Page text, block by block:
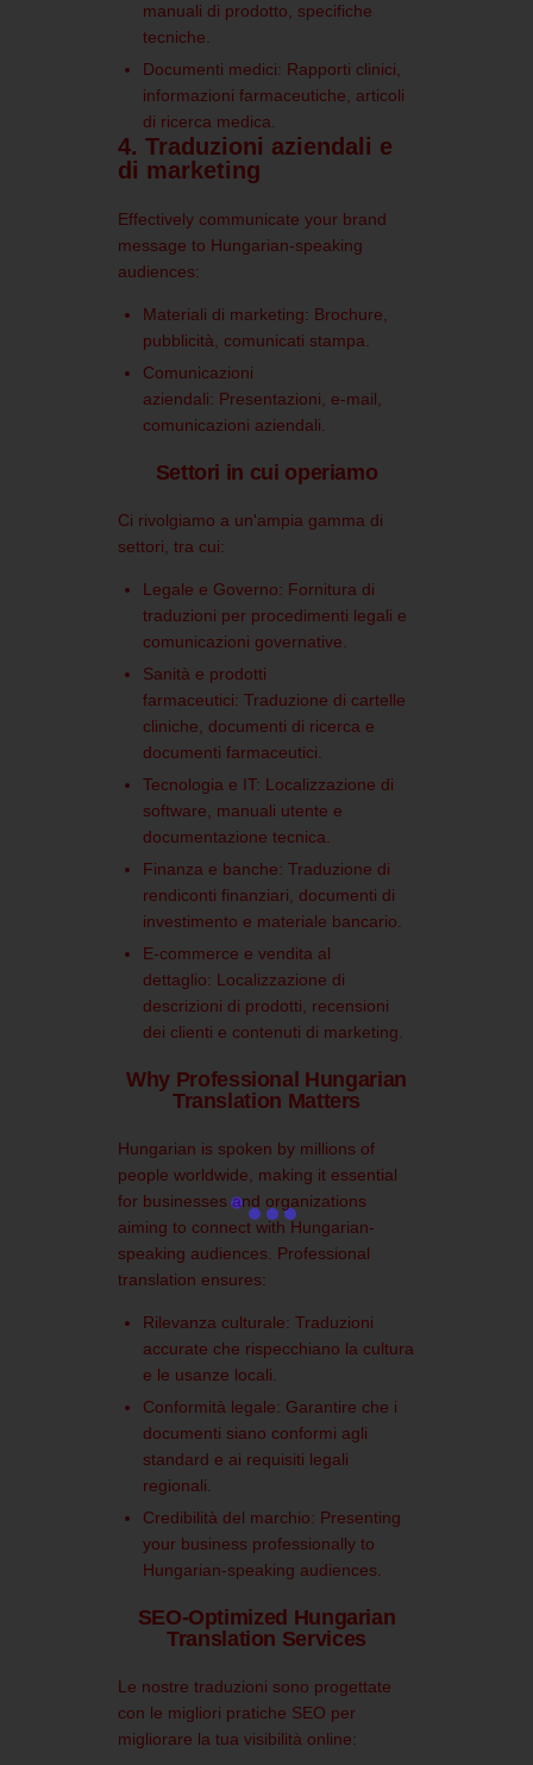
manuali di prodotto, specifiche
tecniche.
Documenti medici: Rapporti clinici,
informazioni farmaceutiche, articoli
di ricerca medica.
4. Traduzioni aziendali e
di marketing
Effectively communicate your brand
message to Hungarian-speaking
audiences:
Materiali di marketing: Brochure,
pubblicità, comunicati stampa.
Comunicazioni
aziendali: Presentazioni, e-mail,
comunicazioni aziendali.
Settori in cui operiamo
Ci rivolgiamo a un'ampia gamma di
settori, tra cui:
Legale e Governo: Fornitura di
traduzioni per procedimenti legali e
comunicazioni governative.
Sanità e prodotti
farmaceutici: Traduzione di cartelle
cliniche, documenti di ricerca e
documenti farmaceutici.
Tecnologia e IT: Localizzazione di
software, manuali utente e
documentazione tecnica.
Finanza e banche: Traduzione di
rendiconti finanziari, documenti di
investimento e materiale bancario.
E-commerce e vendita al
dettaglio: Localizzazione di
descrizioni di prodotti, recensioni
dei clienti e contenuti di marketing.
Why Professional Hungarian
Translation Matters
Hungarian is spoken by millions of
people worldwide, making it essential
for businesses and organizations
aiming to connect with Hungarian-
speaking audiences. Professional
translation ensures:
Rilevanza culturale: Traduzioni
accurate che rispecchiano la cultura
e le usanze locali.
Conformità legale: Garantire che i
documenti siano conformi agli
standard e ai requisiti legali
regionali.
Credibilità del marchio: Presenting
your business professionally to
Hungarian-speaking audiences.
SEO-Optimized Hungarian
Translation Services
Le nostre traduzioni sono progettate
con le migliori pratiche SEO per
migliorare la tua visibilità online: